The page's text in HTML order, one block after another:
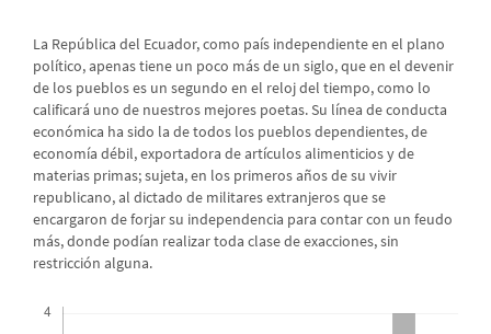
La República del Ecuador, como país independiente en el plano
político, apenas tiene un poco más de un siglo, que en el devenir
de los pueblos es un segundo en el reloj del tiempo, como lo
calificará uno de nuestros mejores poetas. Su línea de conducta
económica ha sido la de todos los pueblos dependientes, de
economía débil, exportadora de artículos alimenticios y de
materias primas; sujeta, en los primeros años de su vivir
republicano, al dictado de militares extranjeros que se
encargaron de forjar su independencia para contar con un feudo
más, donde podían realizar toda clase de exacciones, sin
restricción alguna.